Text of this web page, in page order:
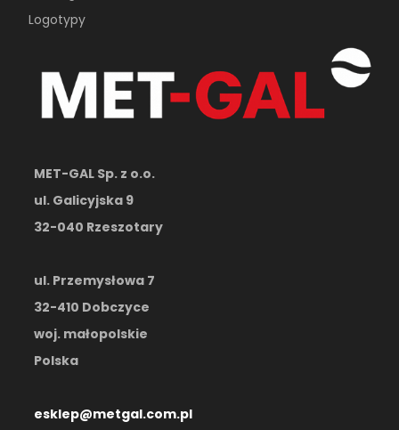
Logotypy
MET-GAL Sp. z o.o.
ul. Galicyjska 9
32-040 Rzeszotary
ul. Przemysłowa 7
32-410 Dobczyce
woj. małopolskie
Polska
esklep@metgal.com.pl